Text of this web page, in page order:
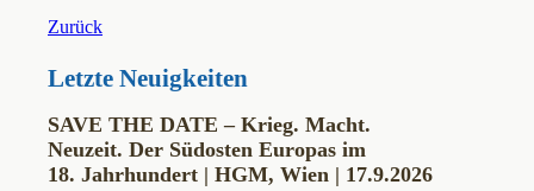
Zurück
Letzte Neuigkeiten
SAVE THE DATE – Krieg. Macht.
Neuzeit. Der Südosten Europas im
18. Jahrhundert | HGM, Wien | 17.9.2026